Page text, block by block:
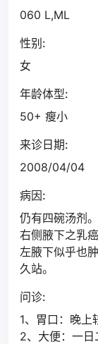
060 L,ML
性别:
女
年龄体型:
50+ 瘦小
来诊日期:
2008/04/04
病因:
仍有四碗汤剂。
右侧腋下之乳
左腋下似乎也
久站。
问诊:
1、胃口：晚上
2、大便：一日